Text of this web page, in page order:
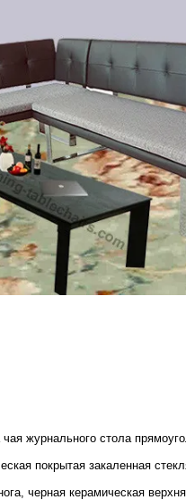
чая журнального стола
покрытая закаленная
черная керамическая